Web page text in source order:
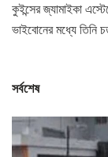
কুইন্সের জ্যামাইকা
ভাইবোনের মধ্যে তিনি
সর্বশেষ